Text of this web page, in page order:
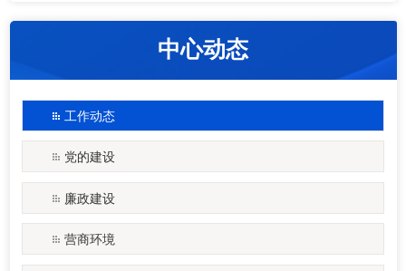
中心动态
工作动态
党的建设
廉政建设
营商环境